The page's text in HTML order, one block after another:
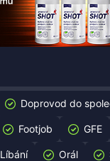
Doprovod do
Footjob GFE
Líbání Orál